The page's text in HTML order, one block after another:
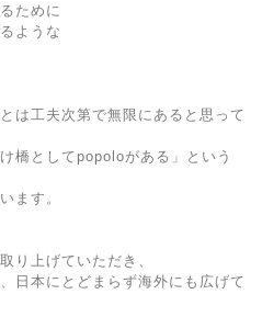
ために
ような
は工夫次第で無限にあると思って
橋としてpopoloがある」という
ます。
り上げていただき、
日本にとどまらず海外にも広げて